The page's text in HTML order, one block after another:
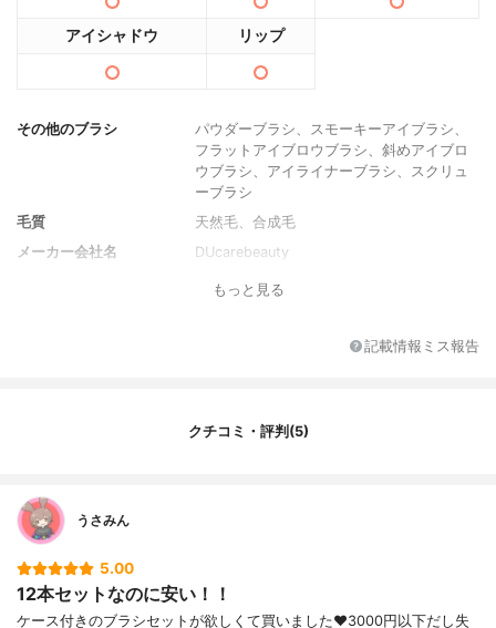
アイシャドウ リップ
その他のブラシ
パウダーブラシ、スモーキーアイブラシ、
フラットアイブロウブラシ、斜めアイブロ
ウブラシ、アイライナーブラシ、スクリュ
ーブラシ
毛質
天然毛、合成毛
メーカー会社名
DUcarebeauty
12本もっと見る
記載情報ミス報告
クチコミ・評判(5)
うさみん
5.00
12本セットなのに安い！！
ケース付きのブラシセットが欲しくて買いました❤️3000円以下だし失